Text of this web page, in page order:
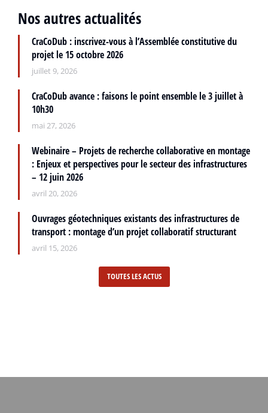
Nos autres actualités
CraCoDub : inscrivez-vous à l’Assemblée constitutive du
projet le 15 octobre 2026
juillet 9, 2026
CraCoDub avance : faisons le point ensemble le 3 juillet à
10h30
mai 27, 2026
Webinaire – Projets de recherche collaborative en montage
: Enjeux et perspectives pour le secteur des infrastructures
– 12 juin 2026
avril 20, 2026
Ouvrages géotechniques existants des infrastructures de
transport : montage d’un projet collaboratif structurant
avril 15, 2026
TOUTES LES ACTUS